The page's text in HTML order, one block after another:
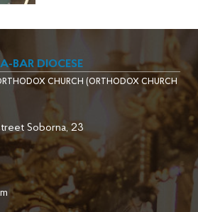
BAR DIOCESE
CHURCH (ORTHODOX CHURCH
Soborna, 23